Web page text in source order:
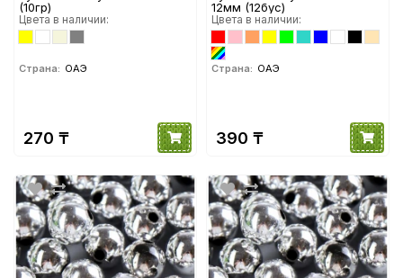
(10гр)
Цвета в наличии:
Страна: ОАЭ
270 ₸
12мм (12бус)
Цвета в наличии:
Страна: ОАЭ
390 ₸